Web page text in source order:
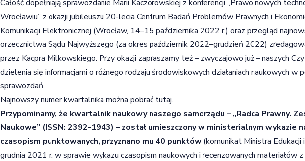
Całość dopełniają sprawozdanie Marii Kaczorowskiej z konferencji „Prawo nowych
Wrocławiu” z okazji jubileuszu 20-lecia Centrum Badań Problemów Prawnych i
Komunikacji Elektronicznej (Wrocław, 14–15 października 2022 r.) oraz przegląd
orzecznictwa Sądu Najwyższego (za okres październik 2022–grudzień 2022)
przez Kacpra Milkowskiego. Przy okazji zapraszamy też – zwyczajowo już – naszych
dzielenia się informacjami o różnego rodzaju środowiskowych działaniach naukowych w
sprawozdań.
Najnowszy numer kwartalnika można pobrać tutaj.
Przypominamy, że kwartalnik naukowy naszego samorządu – „Radca Prawny.
Naukowe” (ISSN: 2392-1943) – został umieszczony w ministerialnym wykazie
czasopism punktowanych, przyznano mu 40 punktów (komunikat Ministra Edukacji
grudnia 2021 r. w sprawie wykazu czasopism naukowych i recenzowanych materiałów z